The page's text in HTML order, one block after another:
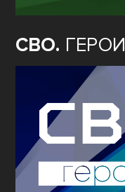
СВО. ГЕРОИ